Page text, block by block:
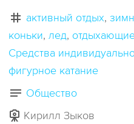
активный отдых
коньки лед
Средства
фигурное катание
Общество
Кирилл Зыков